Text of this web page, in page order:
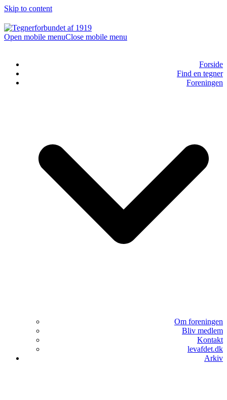
Skip to content
Open mobile menuClose mobile menu
Forside
Find en tegner
Foreningen
Om foreningen
Bliv medlem
Kontakt
levafdet.dk
Arkiv